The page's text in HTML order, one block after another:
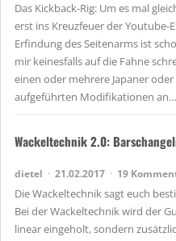
Das Kickback-Rig: Um es mal
erst ins Kreuzfeuer der Youtube-
Erfindung des Seitenarms ist
mir keinesfalls auf die Fahne
einen oder mehrere Japaner
aufgeführten Modifikationen an…
Wackeltechnik 2.0:
dietel 21.02.2017 19
Die Wackeltechnik sagt euch
Bei der Wackeltechnik wird der
linear eingeholt, sondern